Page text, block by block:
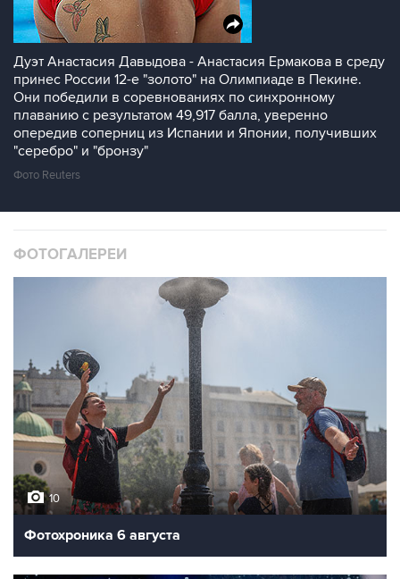
Дуэт Анастасия Давыдова - Анастасия Ермакова в среду
принес России 12-е "золото" на Олимпиаде в Пекине.
Они победили в соревнованиях по синхронному
плаванию с результатом 49,917 балла, уверенно
опередив соперниц из Испании и Японии, получивших
"серебро" и "бронзу"
Фото Reuters
ФОТОГАЛЕРЕИ
10
Фотохроника 6 августа